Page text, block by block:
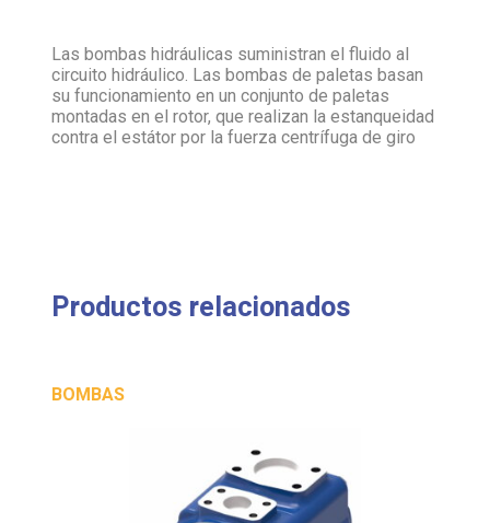
Las bombas hidráulicas suministran el fluido al
circuito hidráulico. Las bombas de paletas basan
su funcionamiento en un conjunto de paletas
montadas en el rotor, que realizan la estanqueidad
contra el estátor por la fuerza centrífuga de giro
Productos relacionados
BOMBAS